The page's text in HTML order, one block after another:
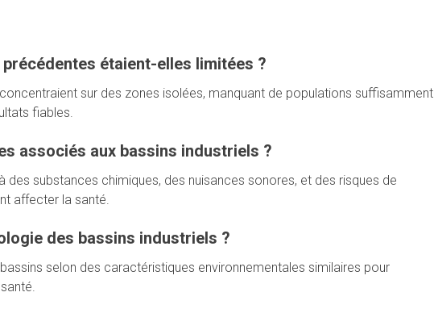
étaient-elles limitées ?
sur des zones isolées, manquant de populations suffisamment
fiables.
associés aux bassins industriels ?
des substances chimiques, des nuisances sonores, et des risques de
affecter la santé.
des bassins industriels ?
selon des caractéristiques environnementales similaires pour